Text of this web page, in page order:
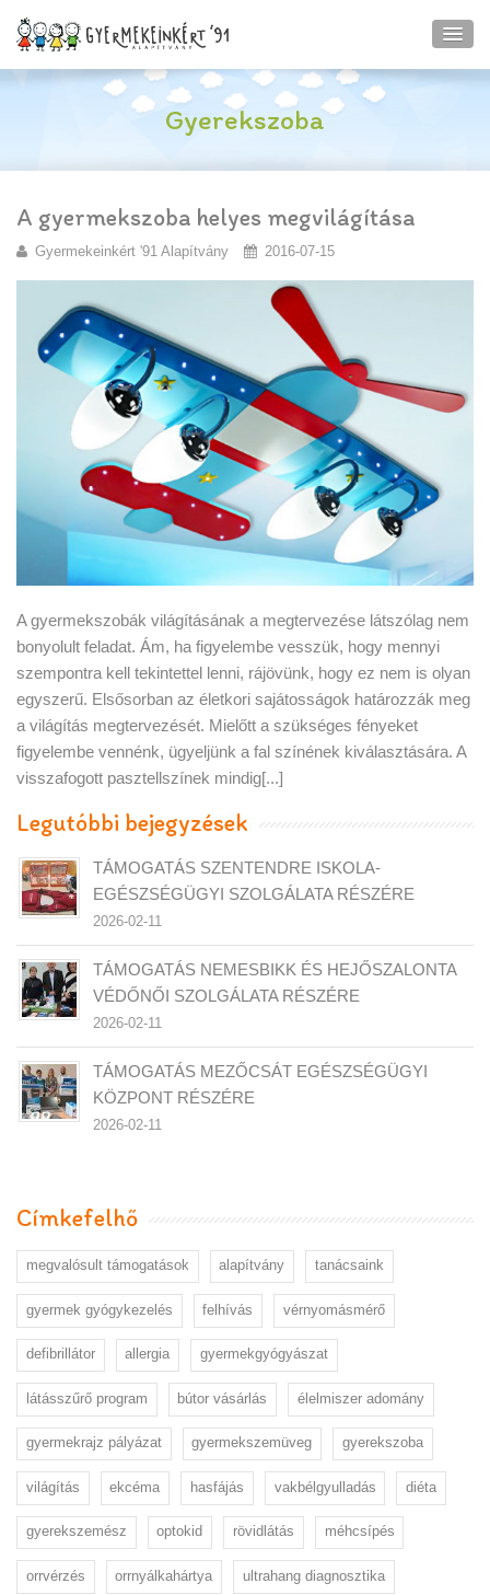
Gyerekszoba
A gyermekszoba helyes megvilágítása
Gyermekeinkért '91 Alapítvány 2016-07-15
A gyermekszobák világításának a megtervezése látszólag nem
bonyolult feladat. Ám, ha figyelembe vesszük, hogy mennyi
szempontra kell tekintettel lenni, rájövünk, hogy ez nem is olyan
egyszerű. Elsősorban az életkori sajátosságok határozzák meg
a világítás megtervezését. Mielőtt a szükséges fényeket
figyelembe vennénk, ügyeljünk a fal színének kiválasztására. A
visszafogott pasztellszínek mindig[...]
Legutóbbi bejegyzések
TÁMOGATÁS SZENTENDRE ISKOLA-
EGÉSZSÉGÜGYI SZOLGÁLATA RÉSZÉRE
2026-02-11
TÁMOGATÁS NEMESBIKK ÉS HEJŐSZALONTA
VÉDŐNŐI SZOLGÁLATA RÉSZÉRE
2026-02-11
TÁMOGATÁS MEZŐCSÁT EGÉSZSÉGÜGYI
KÖZPONT RÉSZÉRE
2026-02-11
Címkefelhő
megvalósult támogatások alapítvány tanácsaink
gyermek gyógykezelés felhívás vérnyomásmérő
defibrillátor allergia gyermekgyógyászat
látásszűrő program bútor vásárlás élelmiszer adomány
gyermekrajz pályázat gyermekszemüveg gyerekszoba
világítás ekcéma hasfájás vakbélgyulladás diéta
gyerekszemész optokid rövidlátás méhcsípés
orrvérzés orrnyálkahártya ultrahang diagnosztika